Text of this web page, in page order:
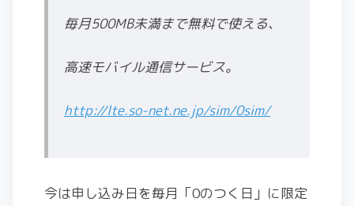
毎月500MB未満まで無料で使える、
高速モバイル通信サービス。
http://lte.so-net.ne.jp/sim/0sim/
今は申し込み日を毎月「0のつく日」に限定